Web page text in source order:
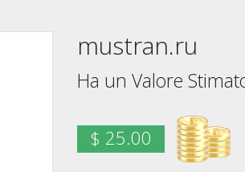
mustran.ru
Ha un Valore
$ 25.00